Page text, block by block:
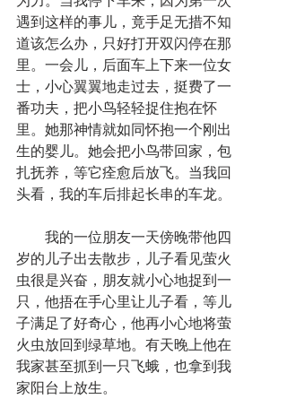
遇到这样的事儿，竟手足无措不知
道该怎么办，只好打开双闪停在那
里。一会儿，后面车上下来一位女
士，小心翼翼地走过去，挺费了一
番功夫，把小鸟轻轻捉住抱在怀
里。她那神情就如同怀抱一个刚出
生的婴儿。她会把小鸟带回家，包
扎抚养，等它痊愈后放飞。当我回
头看，我的车后排起长串的车龙。
我的一位朋友一天傍晚带他四
岁的儿子出去散步，儿子看见萤火
虫很是兴奋，朋友就小心地捉到一
只，他捂在手心里让儿子看，等儿
子满足了好奇心，他再小心地将萤
火虫放回到绿草地。有天晚上他在
我家甚至抓到一只飞蛾，也拿到我
家阳台上放生。